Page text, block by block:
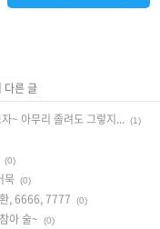
다른 글
~ 아무리 졸려도 그렇지... (1)
(0)
묵 (0)
, 6666, 7777 (0)
아 술~ (0)